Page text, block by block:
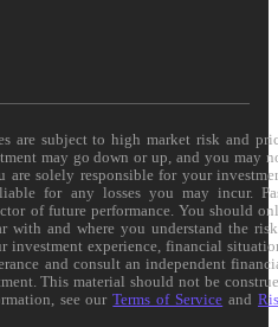
are subject to high market risk and
may go down or up, and you may
are solely responsible for your
for any losses you may incur.
of future performance. You should
with and where you understand the
investment experience, financial
and consult an independent
This material should not be
see ourTerms of Service and